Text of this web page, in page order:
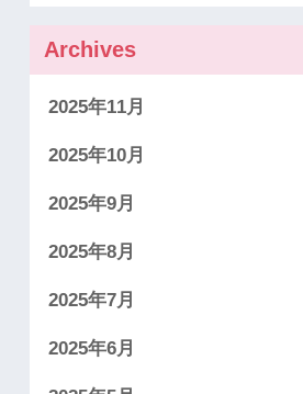
Archives
2025年11月
2025年10月
2025年9月
2025年8月
2025年7月
2025年6月